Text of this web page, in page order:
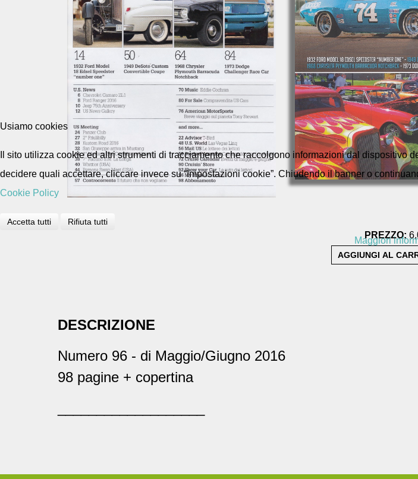
PREZZO:
DESCRIZIONE
Numero 96 - di Maggio/Giugno 2016
98 pagine + copertina
Usiamo cookies
Il sito utilizza cookie ed altri strumenti di tracciamento che raccolgono informazioni dal dispositivo
decidere quali accettare, cliccare invece su “Impostazioni cookie”. Chiudendo il banner o
Cookie Policy
Accetta tutti Rifiuta tutti
Maggiori